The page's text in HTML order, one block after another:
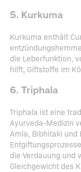
5. Kurkuma
Kurkuma enthält
die Leberfunktion,
hilft, Giftstoffe im
6. Triphala
Triphala ist eine
Ayurveda-Medizin
Amla, Bibhitaki
die Verdauung und
Gleichgewicht des